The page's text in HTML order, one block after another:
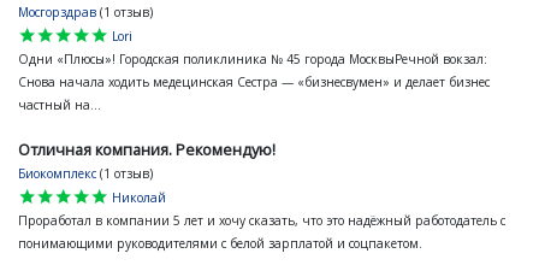
Мосгорздрав (1 отзыв)
star
star
star
star
star
Lori
Одни «Плюсы»! Городская поликлиника № 45 города МосквыРечной вокзал:
Снова начала ходить медецинская Сестра — «бизнесвумен» и делает бизнес
частный на...
Отличная компания. Рекомендую!
Биокомплекс (1 отзыв)
star
star
star
star
star
Николай
Проработал в компании 5 лет и хочу сказать, что это надёжный работодатель с
понимающими руководителями с белой зарплатой и соцпакетом.